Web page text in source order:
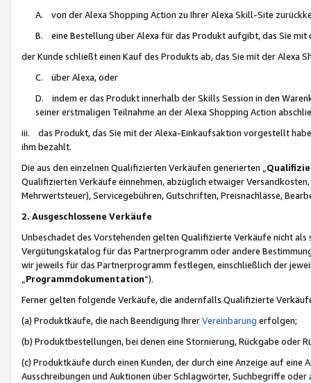
A. von der Alexa Shopping Action zu Ihrer Alexa Skill-Site
B. eine Bestellung über Alexa für das Produkt aufgibt, das Sie mit
der Kunde schließt einen Kauf des Produkts ab, das Sie mit der Alexa
C. über Alexa, oder
D. indem er das Produkt innerhalb der Skills Session in den
seiner erstmaligen Teilnahme an der Alexa Shopping Action
iii. das Produkt, das Sie mit der Alexa-Einkaufsaktion vorgestellt
ihm bezahlt.
Die aus den einzelnen Qualifizierten Verkäufen generierten „
Qualifizierten Verkäufe einnehmen, abzüglich etwaiger
Mehrwertsteuer), Servicegebühren, Gutschriften, Preisnachlässe,
2. Ausgeschlossene Verkäufe
Unbeschadet des Vorstehenden gelten Qualifizierte Verkäufe nicht
Vergütungskatalog für das Partnerprogramm oder andere
wir jeweils für das Partnerprogramm festlegen, einschließlich der
Programmdokumentation“).
Ferner gelten folgende Verkäufe, die andernfalls Qualifizierte
(a) Produktkäufe, die nach Beendigung IhrerVereinbarung erfolgen;
(b) Produktbestellungen, bei denen eine Stornierung, Rückgabe oder
(c) Produktkäufe durch einen Kunden, der durch eine Anzeige auf
Ausschreibungen und Auktionen über Schlagwörter, Suchbegriffe